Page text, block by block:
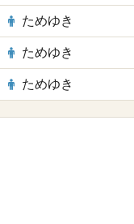
ためゆき
ためゆき
ためゆき